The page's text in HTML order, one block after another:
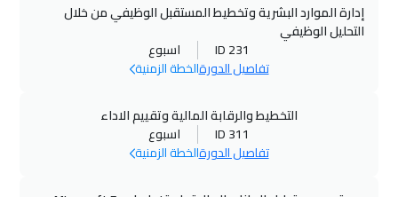
إدارة الموارد البشرية وتخطيط المستقبل الوظيفي من خلال
التحليل الوظيفي
ID 231
اسبوع
تفاصيل الدورةالخطة الزمنية
التخطيط والرقابة المالية وتقييم الاداء
ID 311
اسبوع
تفاصيل الدورةالخطة الزمنية